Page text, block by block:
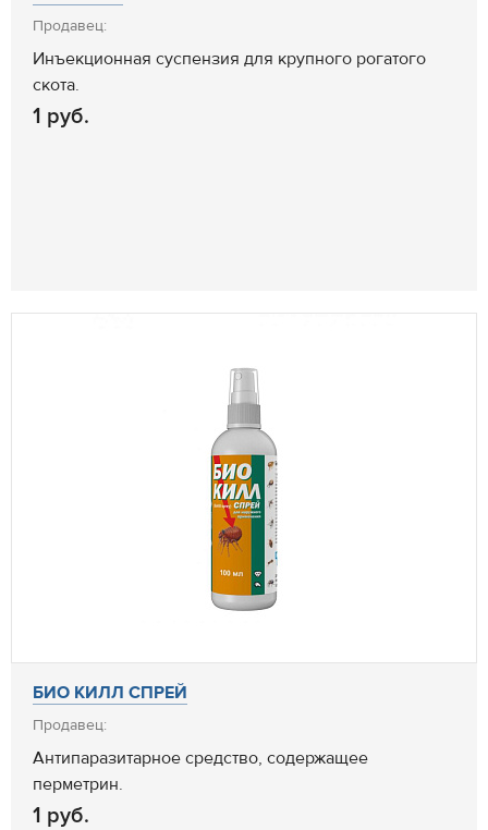
Продавец:
Инъекционная суспензия для крупного рогатого
скота.
1 руб.
БИО КИЛЛ СПРЕЙ
Продавец:
Антипаразитарное средство, содержащее
перметрин.
1 руб.